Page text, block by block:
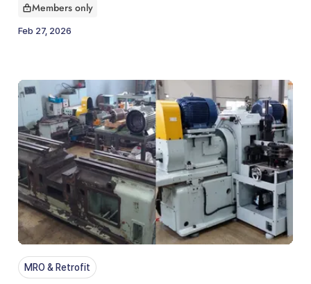
This article is for
Members only
Feb 27, 2026
MRO & Retrofit